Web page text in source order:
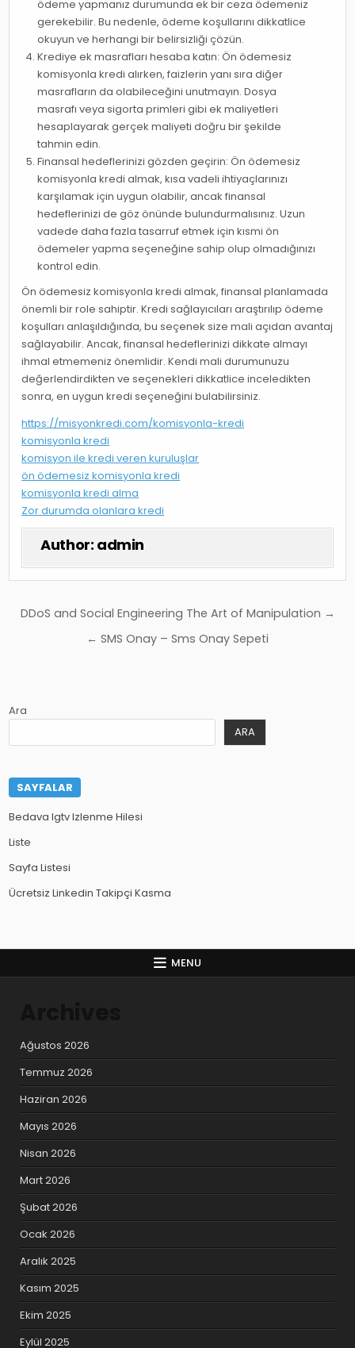
ödeme yapmanız durumunda ek bir ceza ödemeniz
gerekebilir. Bu nedenle, ödeme koşullarını dikkatlice
okuyun ve herhangi bir belirsizliği çözün.
Krediye ek masrafları hesaba katın: Ön ödemesiz
komisyonla kredi alırken, faizlerin yanı sıra diğer
masrafların da olabileceğini unutmayın. Dosya
masrafı veya sigorta primleri gibi ek maliyetleri
hesaplayarak gerçek maliyeti doğru bir şekilde
tahmin edin.
Finansal hedeflerinizi gözden geçirin: Ön ödemesiz
komisyonla kredi almak, kısa vadeli ihtiyaçlarınızı
karşılamak için uygun olabilir, ancak finansal
hedeflerinizi de göz önünde bulundurmalısınız. Uzun
vadede daha fazla tasarruf etmek için kısmi ön
ödemeler yapma seçeneğine sahip olup olmadığınızı
kontrol edin.
Ön ödemesiz komisyonla kredi almak, finansal planlamada
önemli bir role sahiptir. Kredi sağlayıcıları araştırılıp ödeme
koşulları anlaşıldığında, bu seçenek size mali açıdan avantaj
sağlayabilir. Ancak, finansal hedeflerinizi dikkate almayı
ihmal etmemeniz önemlidir. Kendi mali durumunuzu
değerlendirdikten ve seçenekleri dikkatlice inceledikten
sonra, en uygun kredi seçeneğini bulabilirsiniz.
https://misyonkredi.com/komisyonla-kredi
komisyonla kredi
komisyon ile kredi veren kuruluşlar
ön ödemesiz komisyonla kredi
komisyonla kredi alma
Zor durumda olanlara kredi
Author: admin
Yazı
gezinmesi
DDoS and Social Engineering The Art of Manipulation →
← SMS Onay – Sms Onay Sepeti
Ara
ARA
SAYFALAR
Bedava Igtv Izlenme Hilesi
Liste
Sayfa Listesi
Ücretsiz Linkedin Takipçi Kasma
MENU
Ağustos 2026
Temmuz 2026
Haziran 2026
Mayıs 2026
Nisan 2026
Mart 2026
Şubat 2026
Ocak 2026
Aralık 2025
Kasım 2025
Ekim 2025
Eylül 2025